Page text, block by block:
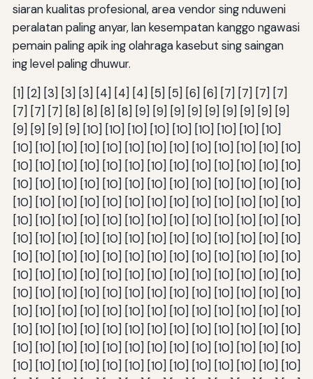
siaran kualitas profesional, area vendor sing nduweni
peralatan paling anyar, lan kesempatan kanggo ngawasi
pemain paling apik ing olahraga kasebut sing saingan
ing level paling dhuwur.
[1] [2] [3] [3] [3] [4] [4] [4] [5] [5] [6] [6] [7] [7] [7] [7]
[7] [7] [7] [8] [8] [8] [8] [9] [9] [9] [9] [9] [9] [9] [9] [9]
[9] [9] [9] [9] [10] [10] [10] [10] [10] [10] [10] [10] [10]
[10] [10] [10] [10] [10] [10] [10] [10] [10] [10] [10] [10] [10]
[10] [10] [10] [10] [10] [10] [10] [10] [10] [10] [10] [10] [10]
[10] [10] [10] [10] [10] [10] [10] [10] [10] [10] [10] [10] [10]
[10] [10] [10] [10] [10] [10] [10] [10] [10] [10] [10] [10] [10]
[10] [10] [10] [10] [10] [10] [10] [10] [10] [10] [10] [10] [10]
[10] [10] [10] [10] [10] [10] [10] [10] [10] [10] [10] [10] [10]
[10] [10] [10] [10] [10] [10] [10] [10] [10] [10] [10] [10] [10]
[10] [10] [10] [10] [10] [10] [10] [10] [10] [10] [10] [10] [10]
[10] [10] [10] [10] [10] [10] [10] [10] [10] [10] [10] [10] [10]
[10] [10] [10] [10] [10] [10] [10] [10] [10] [10] [10] [10] [10]
[10] [10] [10] [10] [10] [10] [10] [10] [10] [10] [10] [10] [10]
[10] [10] [10] [10] [10] [10] [10] [10] [10] [10] [10] [10] [10]
[10] [10] [10] [10] [10] [10] [10] [10] [10] [10] [10] [10] [10]